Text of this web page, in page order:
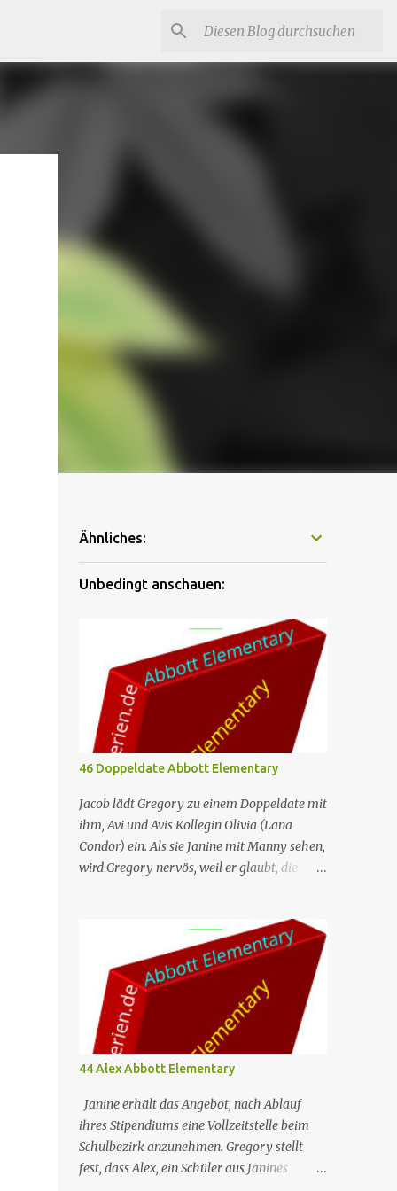
Ähnliches:
Unbedingt anschauen:
46 Doppeldate Abbott Elementary
Jacob lädt Gregory zu einem Doppeldate mit
ihm, Avi und Avis Kollegin Olivia (Lana
Condor) ein. Als sie Janine mit Manny sehen,
wird Gregory nervös, weil er glaubt, die
Ava einen Buchclub mit verschiedenen
Lehrern; das erste Treffen artet jedoch in
einen heftigen Streit aus, da die Mitglieder
das Buch, das sie lesen – „Parable of the
Sower“ –, unterschiedlich interpretieren. Nr.
(ges.) 46 Deutscher Titel Doppeldate Serie
Abbott Elementary Staffel Staffel 3 Nr. (St.)
11 Original­titel Double Date Regie Razan
Ghalayini Drehbuch Garrett Werner
Erstaus­strahlung (USA) 1. Mai 2024
Deutsch­sprachige Erst­veröffent­lichung
(D/A/CH) 14. Aug. 2024 Abbott Elementary
44 Alex Abbott Elementary
Janine erhält das Angebot, nach Ablauf
ihres Stipendiums eine Vollzeitstelle beim
Schulbezirk anzunehmen. Gregory stellt
fest, dass Alex, ein Schüler aus Janines